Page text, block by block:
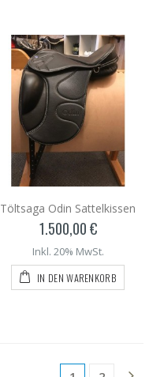
Töltsaga Odin Sattelkissen
1.500,00 €
Inkl. 20% MwSt.
IN DEN WARENKORB